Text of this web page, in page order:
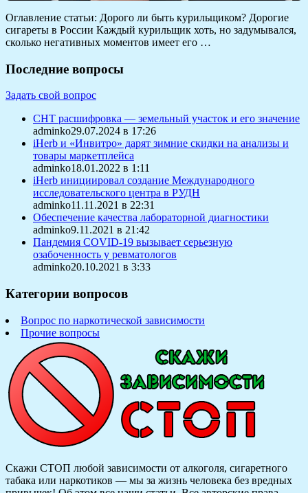
Оглавление статьи: Дорого ли быть курильщиком? Дорогие
сигареты в России Каждый курильщик хоть, но задумывался,
сколько негативных моментов имеет его …
Последние вопросы
Задать свой вопрос
СНТ расшифровка — земельный участок и его значение
adminko29.07.2024 в 17:26
iHerb и «Инвитро» дарят зимние скидки на анализы и
товары маркетплейса
adminko18.01.2022 в 1:11
iHerb инициировал создание Международного
исследовательского центра в РУДН
adminko11.11.2021 в 22:31
Обеспечение качества лабораторной диагностики
adminko9.11.2021 в 21:42
Пандемия COVID-19 вызывает серьезную
озабоченность у ревматологов
adminko20.10.2021 в 3:33
Категории вопросов
Вопрос по наркотической зависимости
Прочие вопросы
Скажи СТОП любой зависимости от алкоголя, сигаретного
табака или наркотиков — мы за жизнь человека без вредных